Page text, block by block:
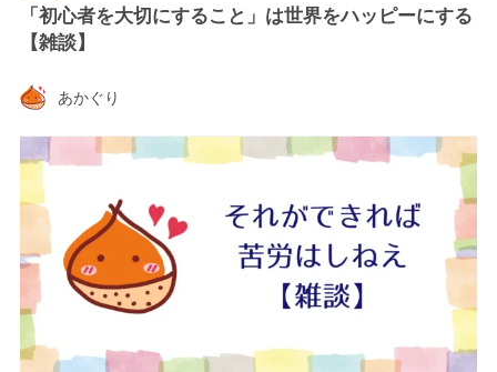
「初心者を大切にすること」は世界をハッピーにする
【雑談】
あかぐり